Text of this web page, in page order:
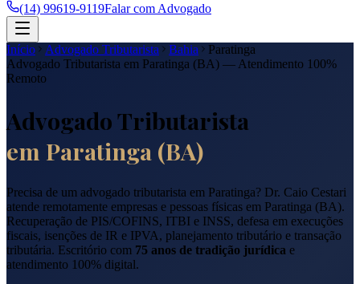
(14) 99619-9119Falar com Advogado
Início Advogado Tributarista Bahia
Paratinga
Advogado Tributarista em Paratinga (BA) — Atendimento 100%
Remoto
Advogado Tributarista
em Paratinga (BA)
Precisa de um advogado tributarista em Paratinga? Dr. Caio Cestari
atende remotamente empresas e pessoas físicas em Paratinga (BA).
Recuperação de PIS/COFINS, ITBI e INSS, defesa em execuções
fiscais, isenções de IR e IPVA, planejamento tributário e transação
tributária. Escritório com 75 anos de tradição jurídica e
atendimento 100% digital.